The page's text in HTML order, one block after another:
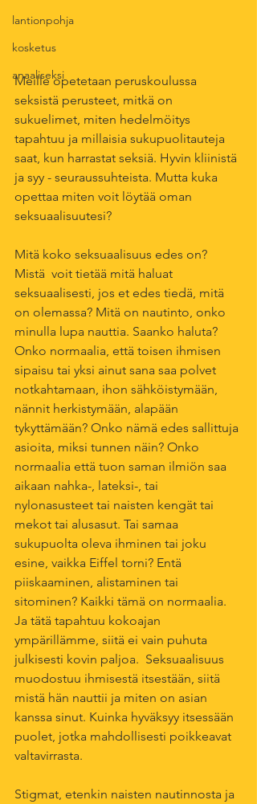
lantionpohja
kosketus
anaaliseksi
Meille opetetaan peruskoulussa
seksistä perusteet, mitkä on
sukuelimet, miten hedelmöitys
tapahtuu ja millaisia sukupuolitauteja
saat, kun harrastat seksiä. Hyvin kliinistä
ja syy - seuraussuhteista. Mutta kuka
opettaa miten voit löytää oman
seksuaalisuutesi?
Mitä koko seksuaalisuus edes on?
Mistä  voit tietää mitä haluat
seksuaalisesti, jos et edes tiedä, mitä
on olemassa? Mitä on nautinto, onko
minulla lupa nauttia. Saanko haluta?
Onko normaalia, että toisen ihmisen
sipaisu tai yksi ainut sana saa polvet
notkahtamaan, ihon sähköistymään,
nännit herkistymään, alapään
tykyttämään? Onko nämä edes sallittuja
asioita, miksi tunnen näin? Onko
normaalia että tuon saman ilmiön saa
aikaan nahka-, lateksi-, tai
nylonasusteet tai naisten kengät tai
mekot tai alusasut. Tai samaa
sukupuolta oleva ihminen tai joku
esine, vaikka Eiffel torni? Entä
piiskaaminen, alistaminen tai
sitominen? Kaikki tämä on normaalia.
Ja tätä tapahtuu kokoajan
ympärillämme, siitä ei vain puhuta
julkisesti kovin paljoa.  Seksuaalisuus
muodostuu ihmisestä itsestään, siitä
mistä hän nauttii ja miten on asian
kanssa sinut. Kuinka hyväksyy itsessään
puolet, jotka mahdollisesti poikkeavat
valtavirrasta.
Stigmat, etenkin naisten nautinnosta ja